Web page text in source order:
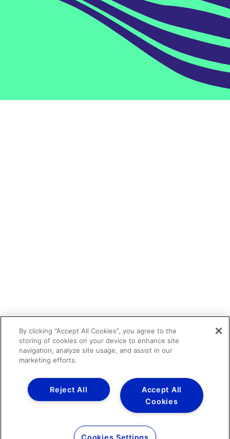
By clicking “Accept All Cookies”, you agree to the
storing of cookies on your device to enhance site
navigation, analyze site usage, and assist in our
marketing efforts.
Accept All
Cookies
Reject All
Cookies Settings